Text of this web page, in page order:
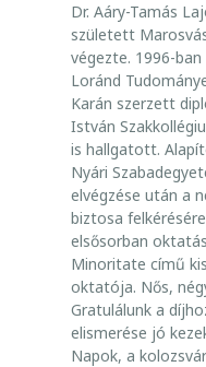
O
K
B
I
Z
T
O
S
A
Dr. Aáry-Tamás
született
végezte. 1996-
Loránd
Karán szerzett
István
is hallgatott.
Nyári
elvégzése után a
biztosa
elsősorban
Minoritate című
oktatója. Nős,
Gratulálunk a
elismerése jó
Napok, a